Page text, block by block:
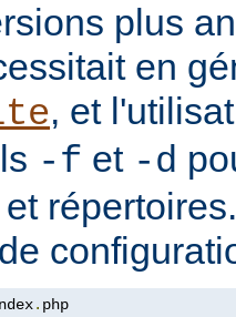
plus
en
, et
-f et -d
. php